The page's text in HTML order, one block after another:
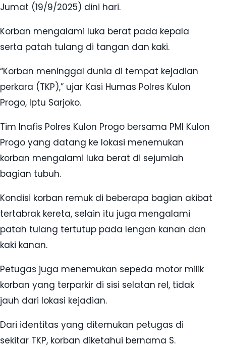
Jumat (19/9/2025) dini hari.
Korban mengalami luka berat pada kepala
serta patah tulang di tangan dan kaki.
“Korban meninggal dunia di tempat kejadian
perkara (TKP),” ujar Kasi Humas Polres Kulon
Progo, Iptu Sarjoko.
Tim Inafis Polres Kulon Progo bersama PMI Kulon
Progo yang datang ke lokasi menemukan
korban mengalami luka berat di sejumlah
bagian tubuh.
Kondisi korban remuk di beberapa bagian akibat
tertabrak kereta, selain itu juga mengalami
patah tulang tertutup pada lengan kanan dan
kaki kanan.
Petugas juga menemukan sepeda motor milik
korban yang terparkir di sisi selatan rel, tidak
jauh dari lokasi kejadian.
Dari identitas yang ditemukan petugas di
sekitar TKP, korban diketahui bernama S.